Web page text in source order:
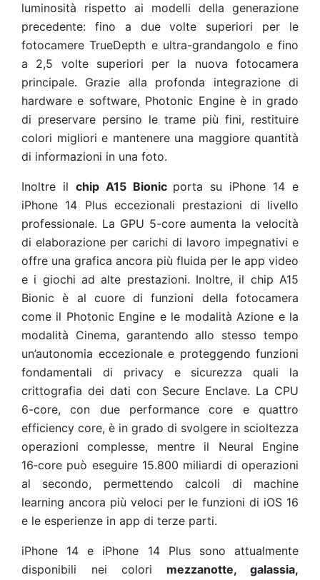
luminosità rispetto ai modelli della generazione
precedente: fino a due volte superiori per le
fotocamere TrueDepth e ultra-grandangolo e fino
a 2,5 volte superiori per la nuova fotocamera
principale. Grazie alla profonda integrazione di
hardware e software, Photonic Engine è in grado
di preservare persino le trame più fini, restituire
colori migliori e mantenere una maggiore quantità
di informazioni in una foto.
Inoltre il chip A15 Bionic porta su iPhone 14 e
iPhone 14 Plus eccezionali prestazioni di livello
professionale. La GPU 5-core aumenta la velocità
di elaborazione per carichi di lavoro impegnativi e
offre una grafica ancora più fluida per le app video
e i giochi ad alte prestazioni. Inoltre, il chip A15
Bionic è al cuore di funzioni della fotocamera
come il Photonic Engine e le modalità Azione e la
modalità Cinema, garantendo allo stesso tempo
un’autonomia eccezionale e proteggendo funzioni
fondamentali di privacy e sicurezza quali la
crittografia dei dati con Secure Enclave. La CPU
6-core, con due performance core e quattro
efficiency core, è in grado di svolgere in scioltezza
operazioni complesse, mentre il Neural Engine
16‑core può eseguire 15.800 miliardi di operazioni
al secondo, permettendo calcoli di machine
learning ancora più veloci per le funzioni di iOS 16
e le esperienze in app di terze parti.
iPhone 14 e iPhone 14 Plus
sono attualmente
disponibili nei colori mezzanotte, galassia,